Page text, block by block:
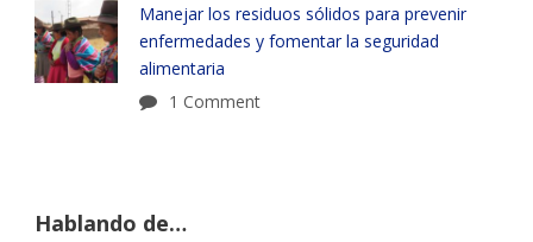
Manejar los residuos sólidos para prevenir
enfermedades y fomentar la seguridad
alimentaria
1 Comment
Hablando de…